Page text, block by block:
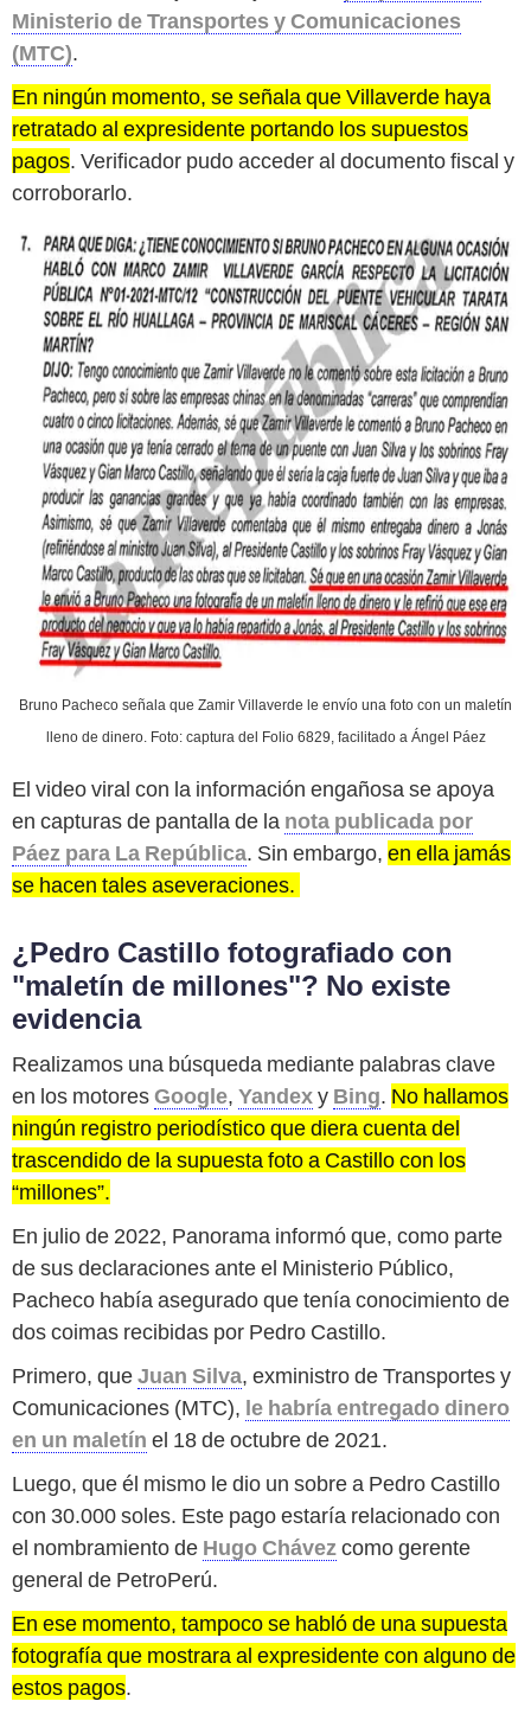
Ministerio de Transportes y Comunicaciones
(MTC).
En ningún momento, se señala que Villaverde haya
retratado al expresidente portando los supuestos
pagos. Verificador pudo acceder al documento fiscal y
corroborarlo.
Bruno Pacheco señala que Zamir Villaverde le envío una foto con un maletín
lleno de dinero. Foto: captura del Folio 6829, facilitado a Ángel Páez
El video viral con la información engañosa se apoya
en capturas de pantalla de la nota publicada por
Páez para La República. Sin embargo, en ella jamás
se hacen tales aseveraciones.
¿Pedro Castillo fotografiado con
"maletín de millones"? No existe
evidencia
Realizamos una búsqueda mediante palabras clave
en los motoresGoogle, Yandexy Bing. No hallamos
ningún registro periodístico que diera cuenta del
trascendido de la supuesta foto a Castillo con los
“millones”.
En julio de 2022, Panorama informó que, como parte
de sus declaraciones ante el Ministerio Público,
Pacheco había asegurado que tenía conocimiento de
dos coimas recibidas por Pedro Castillo.
Primero, queJuan Silva, exministro de Transportes y
Comunicaciones (MTC), le habría entregado dinero
en un maletín el 18 de octubre de 2021.
Luego, que él mismo le dio un sobre a Pedro Castillo
con 30.000 soles. Este pago estaría relacionado con
el nombramiento de Hugo Chávezcomo gerente
general de PetroPerú.
En ese momento, tampoco se habló de una supuesta
fotografía que mostrara al expresidente con alguno de
estos pagos.